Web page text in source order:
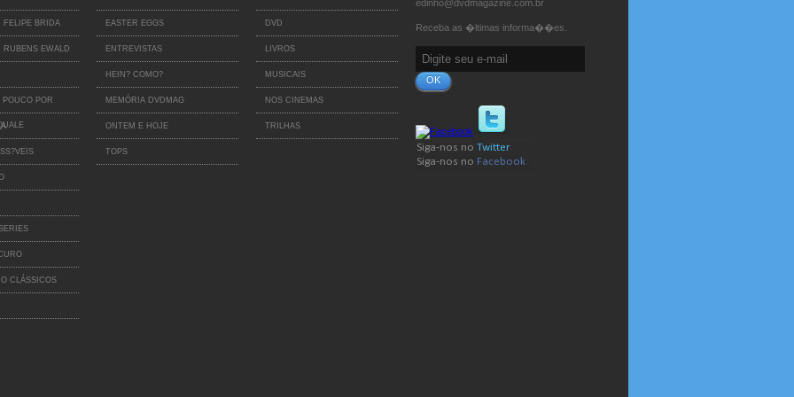
FELIPE BRIDA
RUBENS EWALD
POR
CLÁSSICOS
EASTER EGGS
ENTREVISTAS
HEIN? COMO?
MEMÓRIA DVDMAG
ONTEM E HOJE
TOPS
DVD
LIVROS
MUSICAIS
NOS CINEMAS
TRILHAS
edinho@dvdmagazine.com.br
Receba as �ltimas informa��es.
OK